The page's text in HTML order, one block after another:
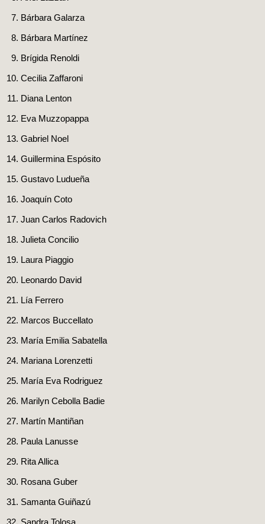
Bárbara Galarza
Bárbara Martínez
Brígida Renoldi
Cecilia Zaffaroni
Diana Lenton
Eva Muzzopappa
Gabriel Noel
Guillermina Espósito
Gustavo Ludueña
Joaquín Coto
Juan Carlos Radovich
Julieta Concilio
Laura Piaggio
Leonardo David
Lía Ferrero
Marcos Buccellato
María Emilia Sabatella
Mariana Lorenzetti
María Eva Rodriguez
Marilyn Cebolla Badie
Martín Mantiñan
Paula Lanusse
Rita Allica
Rosana Guber
Samanta Guiñazú
Sandra Tolosa